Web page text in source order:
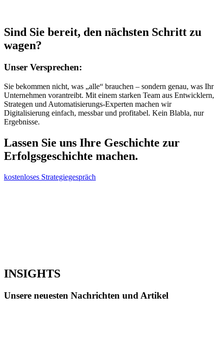
Sind Sie bereit, den nächsten Schritt zu
wagen?
Unser Versprechen:
Sie bekommen nicht, was „alle“ brauchen – sondern genau, was Ihr
Unternehmen vorantreibt. Mit einem starken Team aus Entwicklern,
Strategen und Automatisierungs-Experten machen wir
Digitalisierung einfach, messbar und profitabel. Kein Blabla, nur
Ergebnisse.
Lassen Sie uns Ihre Geschichte zur
Erfolgsgeschichte machen.
kostenloses Strategiegespräch
INSIGHTS
Unsere neuesten Nachrichten und Artikel